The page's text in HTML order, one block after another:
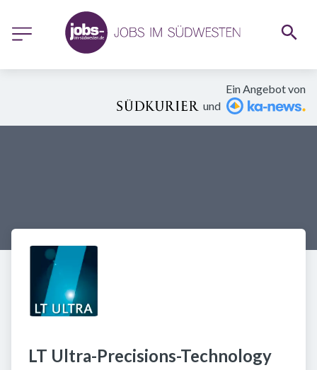
Ein Angebot von
und
LT Ultra-Precisions-Technology